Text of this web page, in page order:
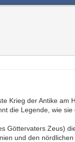
Krieg der Antike
die Legende, wie sie
Göttervaters Zeus)
und den